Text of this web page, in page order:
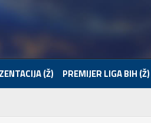
(Ž) PREMIJER LIGA BIH (Ž)